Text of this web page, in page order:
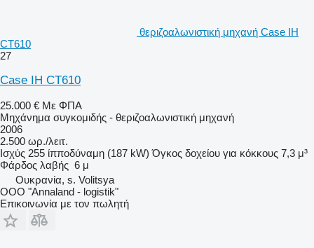
θεριζοαλωνιστική μηχανή Case IH
CT610
27
Case IH CT610
25.000 € Με ΦΠΑ
Μηχάνημα συγκομιδής - θεριζοαλωνιστική μηχανή
2006
2.500 ωρ./λειτ.
Ισχύς 255 ίπποδύναμη (187 kW) Όγκος δοχείου για κόκκους 7,3 μ³
Φάρδος λαβής 6 μ
Ουκρανία, s. Volitsya
OOO "Annaland - logistik"
Επικοινωνία με τον πωλητή